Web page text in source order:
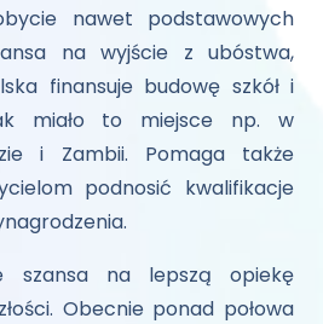
nawet podstawowych
na wyjście z ubóstwa,
finansuje budowę szkół i
miało to miejsce np. w
i Zambii. Pomaga także
podnosić kwalifikacje
szansa na lepszą opiekę
Obecnie ponad połowa